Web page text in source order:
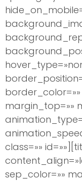
margin_top=»»
class=»»
sep_color=»»